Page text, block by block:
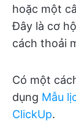
hoặc một
Đây là cơ
cách thoải
Có một
dụng Mẫu
ClickUp.